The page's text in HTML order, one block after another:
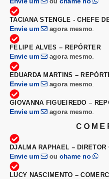
TACIANA STENGLE - CHEFE
Envie um agora mesmo
FELIPE ALVES – REPÓRTER
Envie um agora mesmo
EDUARDA MARTINS –
Envie um agora mesmo
GIOVANNA FIGUEIREDO –
Envie um agora mesmo
DJALMA RAPHAEL – DIRETOR
Envie um ou chame no
LUCY NASCIMENTO –